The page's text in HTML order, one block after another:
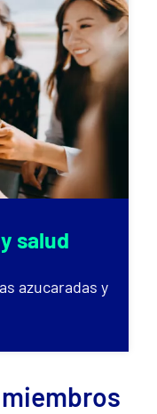
salud
azucaradas y